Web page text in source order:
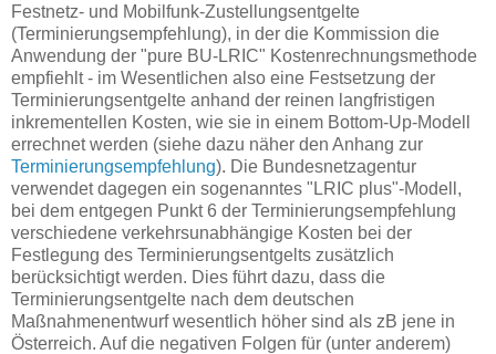
Festnetz- und Mobilfunk-Zustellungsentgelte
(Terminierungsempfehlung), in der die Kommission die
Anwendung der "pure BU-LRIC" Kostenrechnungsmethode
empfiehlt - im Wesentlichen also eine Festsetzung der
Terminierungsentgelte anhand der reinen langfristigen
inkrementellen Kosten, wie sie in einem Bottom-Up-Modell
errechnet werden (siehe dazu näher den Anhang zur
Terminierungsempfehlung). Die Bundesnetzagentur
verwendet dagegen ein sogenanntes "LRIC plus"-Modell,
bei dem entgegen Punkt 6 der Terminierungsempfehlung
verschiedene verkehrsunabhängige Kosten bei der
Festlegung des Terminierungsentgelts zusätzlich
berücksichtigt werden. Dies führt dazu, dass die
Terminierungsentgelte nach dem deutschen
Maßnahmenentwurf wesentlich höher sind als zB jene in
Österreich. Auf die negativen Folgen für (unter anderem)